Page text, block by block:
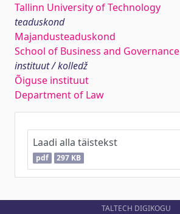
Tallinn University of Technology
teaduskond
Majandusteaduskond
School of Business and Governance
instituut / kolledž
Õiguse instituut
Department of Law
Laadi alla täistekst
pdf 297 KB
TALTECH DIGIKOGU